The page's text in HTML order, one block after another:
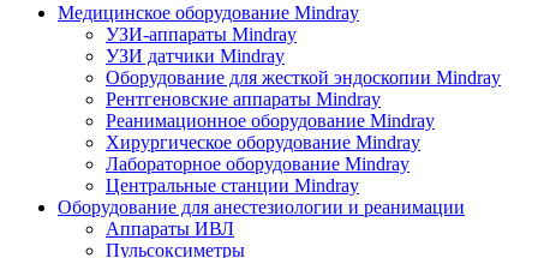
Медицинское оборудование Mindray
УЗИ-аппараты Mindray
УЗИ датчики Mindray
Оборудование для жесткой эндоскопии Mindray
Рентгеновские аппараты Mindray
Реанимационное оборудование Mindray
Хирургическое оборудование Mindray
Лабораторное оборудование Mindray
Центральные станции Mindray
Оборудование для анестезиологии и реанимации
Аппараты ИВЛ
Пульсоксиметры